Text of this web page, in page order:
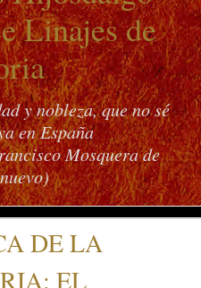
Linajes de
y nobleza, que no sé
en España
Mosquera de
DE LA
EL